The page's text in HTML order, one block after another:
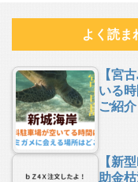
よく読ま
【宮
いる
ご紹介
【新
助金